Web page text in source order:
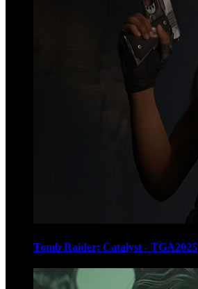
Tomb Raider: Catalyst - TGA2025